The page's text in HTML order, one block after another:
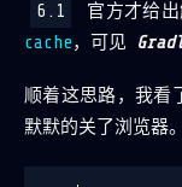
6.1
官方才给
cache，可见
顺着这思路，我看
默默的关了浏览器。